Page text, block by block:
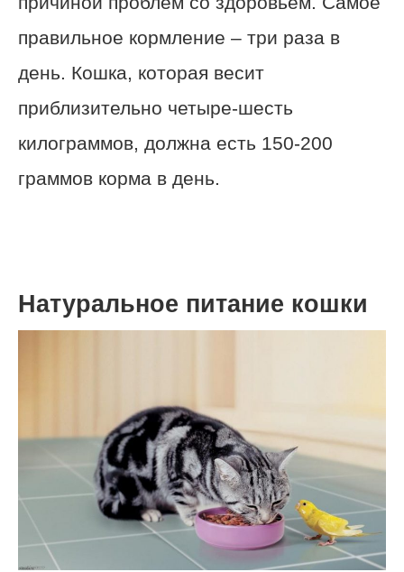
правильное кормление – три раза в
день. Кошка, которая весит
приблизительно четыре-шесть
килограммов, должна есть 150-200
граммов корма в день.
Натуральное питание кошки